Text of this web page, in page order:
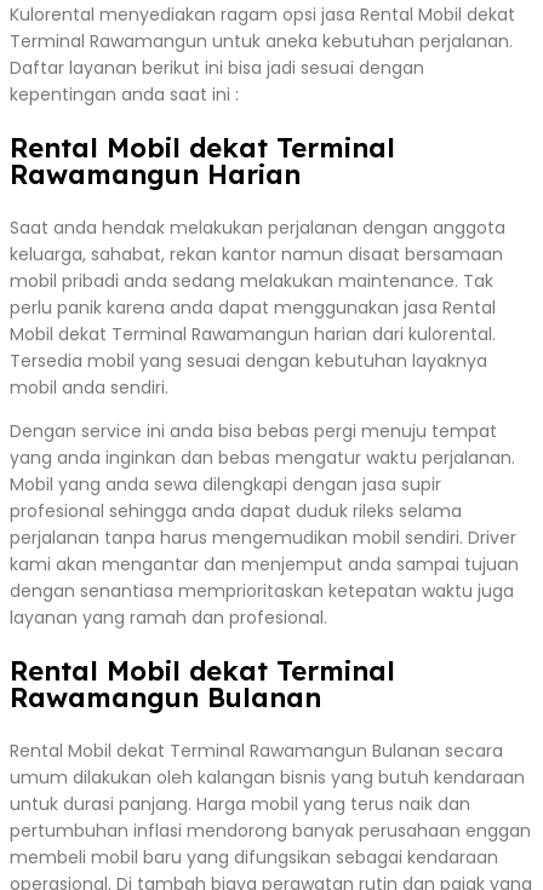
Kulorental menyediakan ragam opsi jasa Rental Mobil dekat
Terminal Rawamangun untuk aneka kebutuhan perjalanan.
Daftar layanan berikut ini bisa jadi sesuai dengan
kepentingan anda saat ini :
Rental Mobil dekat Terminal
Rawamangun Harian
Saat anda hendak melakukan perjalanan dengan anggota
keluarga, sahabat, rekan kantor namun disaat bersamaan
mobil pribadi anda sedang melakukan maintenance. Tak
perlu panik karena anda dapat menggunakan jasa Rental
Mobil dekat Terminal Rawamangun harian dari kulorental.
Tersedia mobil yang sesuai dengan kebutuhan layaknya
mobil anda sendiri.
Dengan service ini anda bisa bebas pergi menuju tempat
yang anda inginkan dan bebas mengatur waktu perjalanan.
Mobil yang anda sewa dilengkapi dengan jasa supir
profesional sehingga anda dapat duduk rileks selama
perjalanan tanpa harus mengemudikan mobil sendiri. Driver
kami akan mengantar dan menjemput anda sampai tujuan
dengan senantiasa memprioritaskan ketepatan waktu juga
layanan yang ramah dan profesional.
Rental Mobil dekat Terminal
Rawamangun Bulanan
Rental Mobil dekat Terminal Rawamangun Bulanan secara
umum dilakukan oleh kalangan bisnis yang butuh kendaraan
untuk durasi panjang. Harga mobil yang terus naik dan
pertumbuhan inflasi mendorong banyak perusahaan enggan
membeli mobil baru yang difungsikan sebagai kendaraan
operasional. Di tambah biaya perawatan rutin dan pajak yang